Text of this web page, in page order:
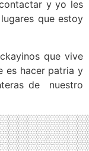
y yo les
que estoy
que vive
es hacer patria y
de nuestro